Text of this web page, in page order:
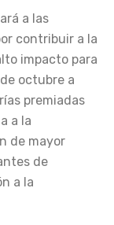
a las
contribuir a la
impacto para
octubre a
premiadas
a la
de mayor
de
a la